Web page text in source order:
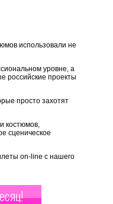
использовали не
уровне, а
российские проекты
просто захотят
костюмов,
сценическое
on-line с нашего